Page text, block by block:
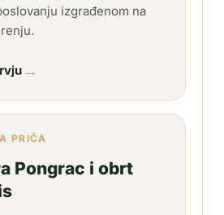
izgrađenom na
→
PRIČA
Pongrac i obrt